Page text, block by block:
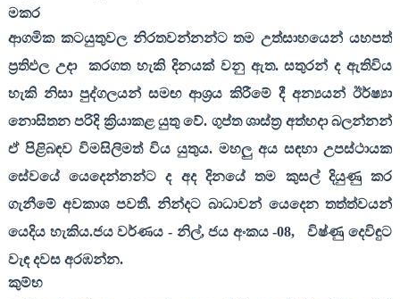
මකර
ආගමික කටයුතුවල නිරතවන්නන්ට තම උත්සාහයෙන් යහපත්
ප්‍රතිඵල උදා
කරගත හැකි දිනයක් වනු ඇත. සතුරන් ද ඇතිවිය
හැකි නිසා පුද්ගලයන් සමඟ ආශ්‍රය කිරීමේ දී අන්‍යයන් ඊර්ෂ්‍යා
නොසිතන පරිදි ක්‍රියාකළ යුතු වේ. ගුප්ත ශාස්ත්‍ර අත්හදා බලන්නන්
ඒ පිළිබඳව විමසිලිමත් විය යුතුය. මහලු අය සඳහා උපස්ථායක
සේවයේ යෙදෙන්නන්ට ද අද දිනයේ තම කුසල් දියුණු කර
ගැනීමේ අවකාශ පවතී. නින්දට බාධාවන් යෙදෙන තත්ත්වයන්
යෙදිය හැකිය.ජය වර්ණය - නිල්,ජය අංකය -08,
විෂ්ණු දෙවිඳුට
වැඳ දවස අරඹන්න.
කුම්භ